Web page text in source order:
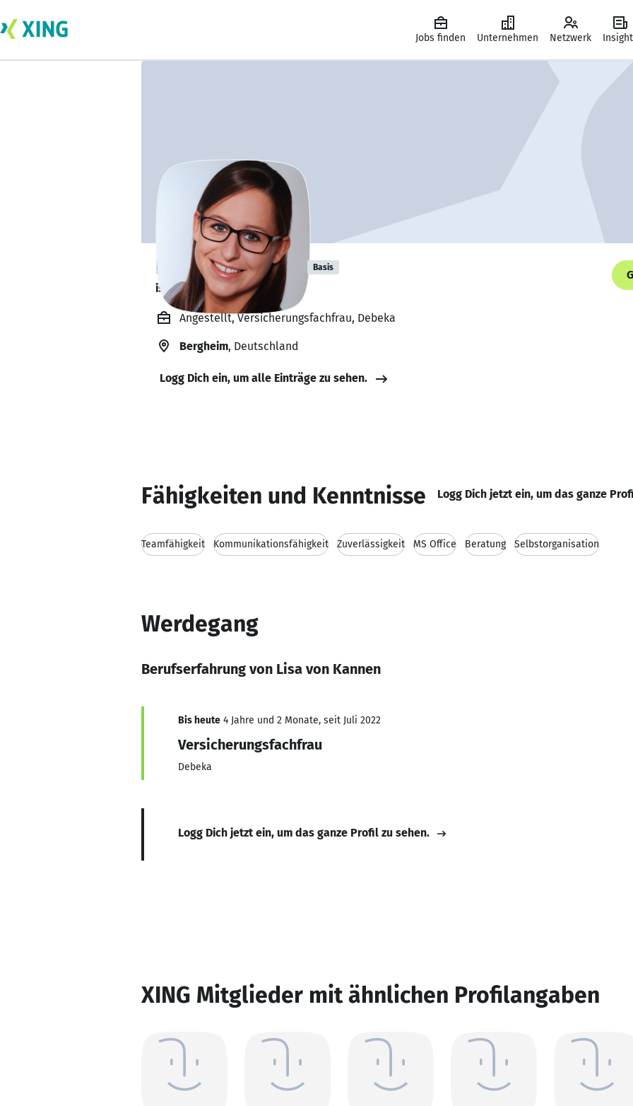
Jobs finden Unternehmen Netzwerk
Lisa von Kannen Basis
ist in Elternzeit. 👶
Angestellt, Versicherungsfachfrau, Debeka
Bergheim, Deutschland
Logg Dich ein, um alle Einträge zu sehen.
Fähigkeiten und Kenntnisse Logg Dich jetzt ein, um das ganze
Teamfähigkeit Kommunikationsfähigkeit Zuverlässigkeit MS Office Beratung Selbstorganisation
Werdegang
Berufserfahrung von Lisa von Kannen
Bis heute 4 Jahre und 2 Monate, seit Juli 2022
Versicherungsfachfrau
Debeka
Logg Dich jetzt ein, um das ganze Profil zu sehen.
XING Mitglieder mit ähnlichen Profilangaben